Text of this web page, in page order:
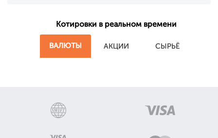
Котировки в реальном времени
ВАЛЮТЫ АКЦИИ СЫРЬЁ